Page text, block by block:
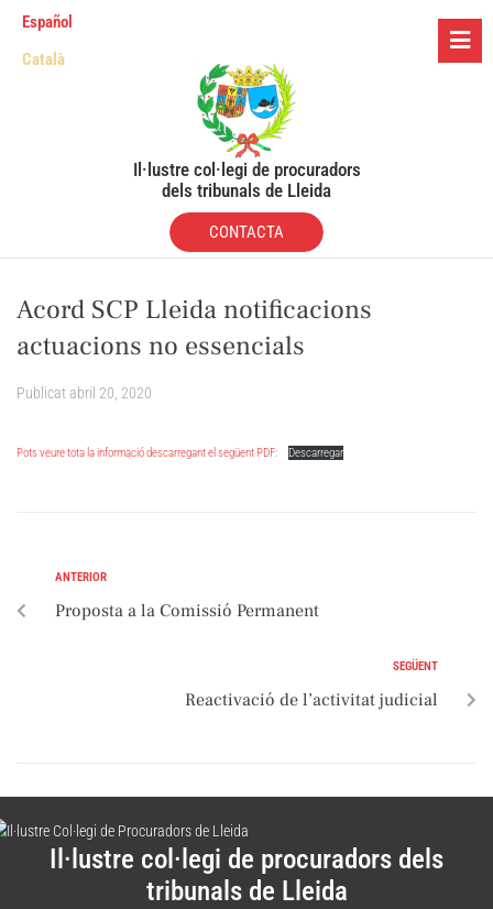
Español
Català
Il·lustre col·legi de procuradors
dels tribunals de Lleida
CONTACTA
Acord SCP Lleida notificacions
actuacions no essencials
Publicat abril 20, 2020
Pots veure tota la informació descarregant el següent PDF: Descarregar
ANTERIOR
Proposta a la Comissió Permanent
SEGÜENT
Reactivació de l’activitat judicial
Il·lustre col·legi de procuradors dels
tribunals de Lleida